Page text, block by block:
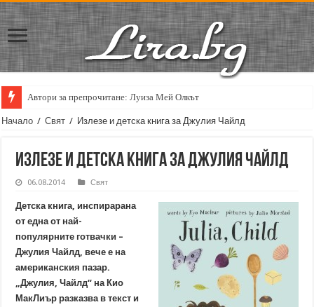
Автори за препрочитане: Луиза Мей Олкът
Начало / Свят / Излезе и детска книга за Джулия Чайлд
Излезе и детска книга за Джулия Чайлд
06.08.2014 Свят
Детска книга, инспирарана
от една от най-
популярните готвачки –
Джулия Чайлд, вече е на
американския пазар.
„Джулия, Чайлд“ на Кио
МакЛиър разказва в текст и